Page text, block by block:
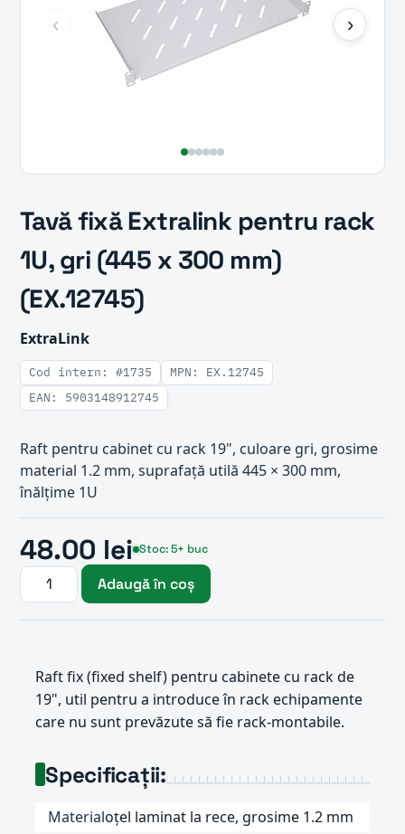
‹ ›
Tavă fixă Extralink pentru rack
1U, gri (445 x 300 mm)
(EX.12745)
ExtraLink
Cod intern: #1735
MPN: EX.12745
EAN: 5903148912745
Raft pentru cabinet cu rack 19", culoare gri, grosime
material 1.2 mm, suprafață utilă 445 × 300 mm,
înălțime 1U
48.00 lei Stoc: 5+ buc
Adaugă în coș
Raft fix (fixed shelf) pentru cabinete cu rack de
19", util pentru a introduce în rack echipamente
care nu sunt prevăzute să fie rack-montabile.
Specificații:
Materialoțel laminat la rece, grosime 1.2 mm